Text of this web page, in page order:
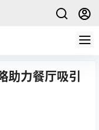
助力餐厅吸引